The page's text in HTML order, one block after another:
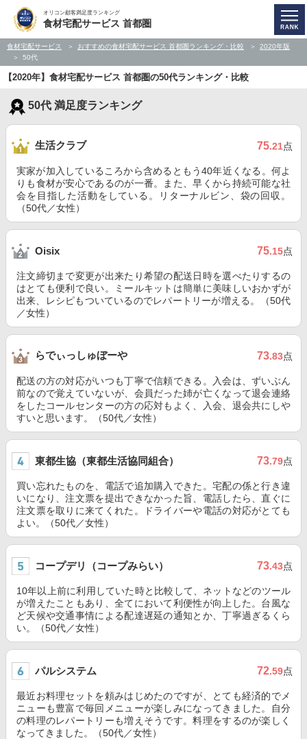
オリコン顧客満足度ランキング
食材宅配サービス 首都圏
食材宅配サービス おすすめの食材宅配サービス 首都圏ランキング・比較
2020年版
50代
【2020年】食材宅配サービス 首都圏の50代ランキング・比較
50代 満足度ランキング
生活クラブ 75.21点
実家が加入しているころから含めるともう40年近くなる。何よ
りも食材が安心であるのが一番。また、早くから持続可能な社
会を目指した活動をしている。リターナルビン、袋の回収。
（50代／女性）
Oisix 75.15点
注文締切まで変更が出来たり希望の配送日時を選べたりするの
はとても便利で良い。ミールキットは簡単に美味しいおかずが
出来、レシピもついているのでレパートリーが増える。（50代
／女性）
らでぃっしゅぼーや 73.83点
配送の方の対応がいつも丁寧で信頼できる。入会は、ずいぶん
前なので覚えていないが、会員だった姉が亡くなって退会連絡
をしたコールセンターの方の応対もよく、入会、退会共にしや
すいと思います。（50代／女性）
東都生協（東都生活協同組合） 73.79点
買い忘れたものを、電話で追加購入できた。宅配の係と行き違
いになり、注文票を提出できなかった旨、電話したら、直ぐに
注文票を取りに来てくれた。ドライバーや電話の対応がとても
よい。（50代／女性）
コープデリ（コープみらい） 73.43点
10年以上前に利用していた時と比較して、ネットなどのツール
が増えたこともあり、全てにおいて利便性が向上した。台風な
ど天候や交通事情による配達遅延の通知とか、丁寧過ぎるくら
い。（50代／女性）
パルシステム 72.59点
最近お料理セットを頼みはじめたのですが、とても経済的でメ
ニューも豊富で毎回メニューが楽しみになってきました。自分
の料理のレパートリーも増えそうです。料理をするのが楽しく
なってきました。（50代／女性）